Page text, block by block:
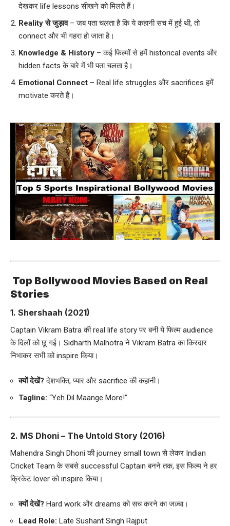
देखकर life lessons सीखने को मिलते हैं।
Reality से जुड़ाव– जब पता चलता है कि ये कहानी सच में हुई थी, तो
connect और भी गहरा हो जाता है।
Knowledge & History – कई फिल्मों से हमें historical events और
hidden facts के बारे में भी पता चलता है।
Emotional Connect – Real life struggles और sacrifices हमें
motivate करते हैं।
Top Bollywood Movies Based on Real
Stories
1. Shershaah (2021)
Captain Vikram Batra की real life story पर बनी ये फिल्म audience
के दिलों को छू गई। Sidharth Malhotra ने Vikram Batra का किरदार
निभाकर सभी को inspire किया।
क्यों देखें? देशभक्ति, प्यार और sacrifice की कहानी।
Tagline: “Yeh Dil Maange More!”
2. MS Dhoni – The Untold Story (2016)
Mahendra Singh Dhoni की journey small town से लेकर Indian
Cricket Team के सबसे successful Captain बनने तक, इस फिल्म ने हर
क्रिकेट lover को inspire किया।
क्यों देखें? Hard work और dreams को सच करने का जज़्बा।
Lead Role: Late Sushant Singh Rajput.